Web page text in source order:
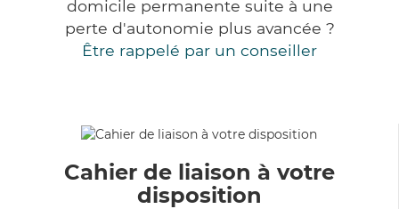
domicile permanente suite à une
perte d'autonomie plus avancée ?
Être rappelé par un conseiller
Cahier de liaison à votre
disposition